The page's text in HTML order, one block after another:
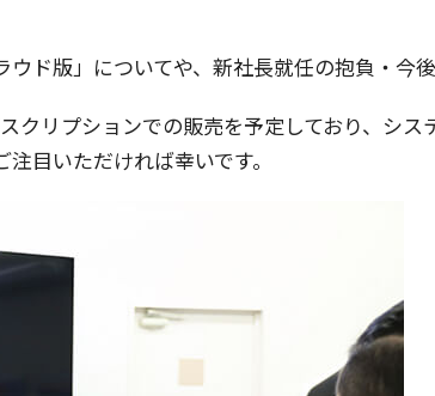
ド版」についてや、新社長就任の抱負・今
リプションでの販売を予定しており、シス
目いただければ幸いです。